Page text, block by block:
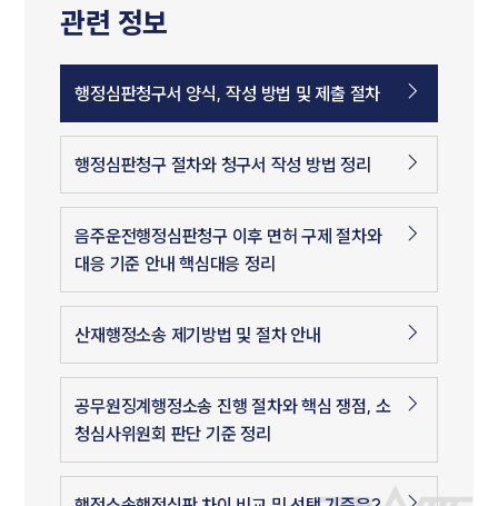
관련 정보
행정심판청구서 양식, 작성 방법 및 제출 절차
행정심판청구 절차와 청구서 작성 방법 정리
음주운전행정심판청구 이후 면허 구제 절차와
대응 기준 안내 핵심대응 정리
산재행정소송 제기방법 및 절차 안내
공무원징계행정소송 진행 절차와 핵심 쟁점, 소
청심사위원회 판단 기준 정리